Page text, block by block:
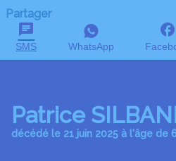
Partager
SMS WhatsApp
Patrice
décédé le 21 juin 2025 à l'âge de